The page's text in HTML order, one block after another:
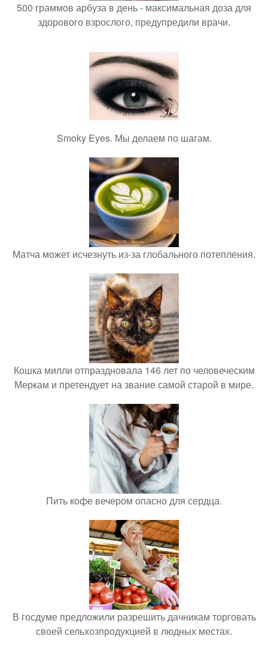
500 граммов арбуза в день - максимальная доза для
здорового взрослого, предупредили врачи.
Smoky Eyes. Мы делаем по шагам.
Матча может исчезнуть из-за глобального потепления.
Кошка милли отпраздновала 146 лет по человеческим
Меркам и претендует на звание самой старой в мире.
Пить кофе вечером опасно для сердца.
В госдуме предложили разрешить дачникам торговать
своей сельхозпродукцией в людных местах.